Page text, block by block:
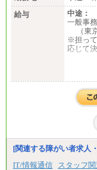
給与
中途：
一般事
（東京
※担っ
応じて
７.５時
[関連する障がい者求人
IT/情報通信
スタッフ関